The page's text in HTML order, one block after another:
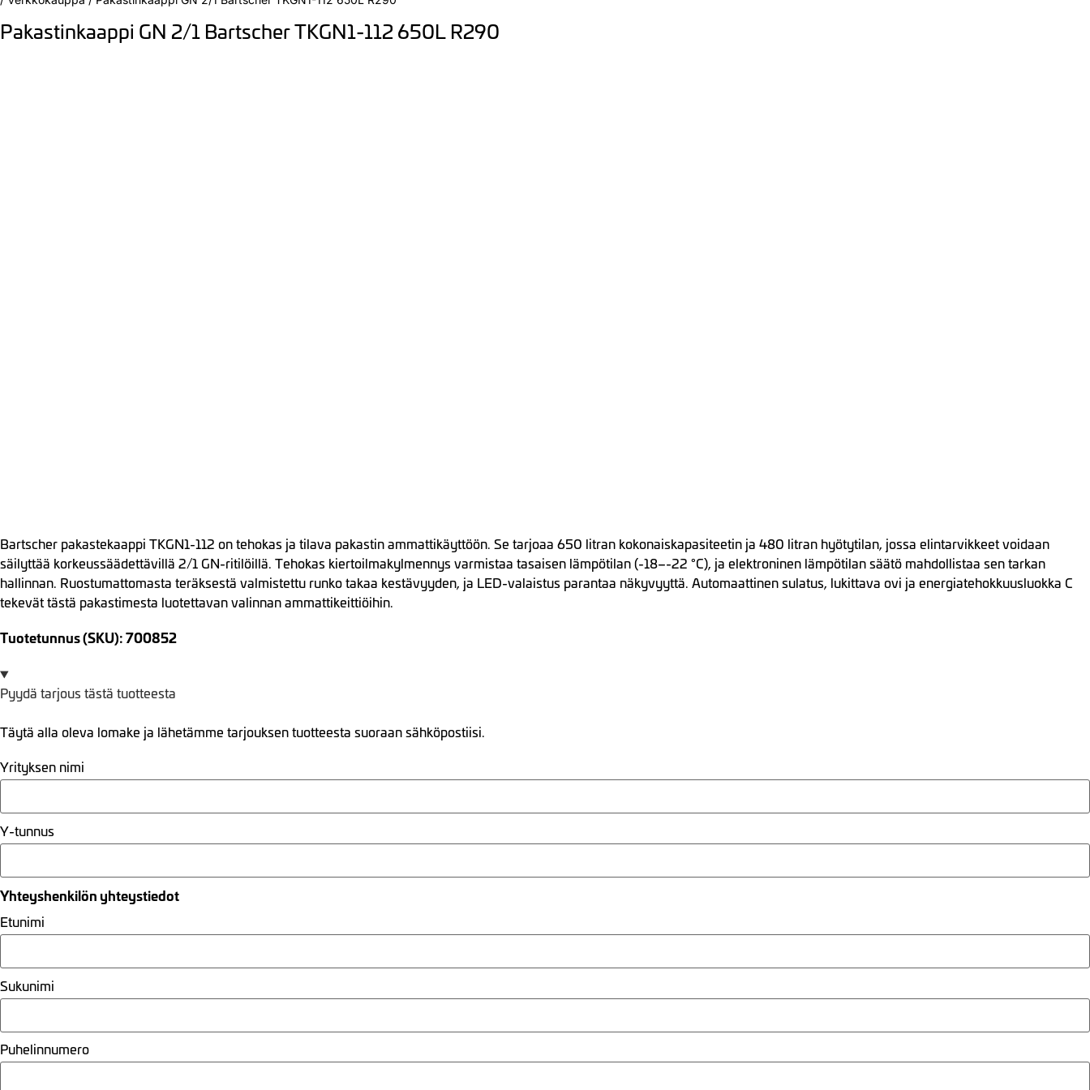
Pakastinkaappi GN 2/1 Bartscher TKGN1-112 650L R290
Bartscher pakastekaappi TKGN1-112 on tehokas ja tilava pakastin ammattikäyttöön. Se tarjoaa 650 litran kokonaiskapasiteetin ja 480 litran hyötytilan, jossa elintarvikkeet voidaan
säilyttää korkeussäädettävillä 2/1 GN-ritilöillä. Tehokas kiertoilmakylmennys varmistaa tasaisen lämpötilan (-18–-22 °C), ja elektroninen lämpötilan säätö mahdollistaa sen tarkan
hallinnan. Ruostumattomasta teräksestä valmistettu runko takaa kestävyyden, ja LED-valaistus parantaa näkyvyyttä. Automaattinen sulatus, lukittava ovi ja energiatehokkuusluokka C
tekevät tästä pakastimesta luotettavan valinnan ammattikeittiöihin.
Tuotetunnus (SKU): 700852
Pyydä tarjous tästä tuotteesta
Täytä alla oleva lomake ja lähetämme tarjouksen tuotteesta suoraan sähköpostiisi.
Yrityksen nimi
Y-tunnus
Yhteyshenkilön yhteystiedot
Etunimi
Sukunimi
Puhelinnumero